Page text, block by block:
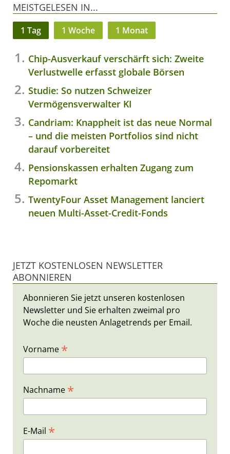
MEISTGELESEN IN...
1 Tag 1 Woche 1 Monat
Chip-Ausverkauf verschärft sich: Zweite
Verlustwelle erfasst globale Börsen
Studie: So nutzen Schweizer
Vermögensverwalter KI
Candriam: Knappheit ist das neue Normal
– und die meisten Portfolios sind nicht
darauf vorbereitet
Pensionskassen erhalten Zugang zum
Repomarkt
TwentyFour Asset Management lanciert
neuen Multi-Asset-Credit-Fonds
JETZT KOSTENLOSEN NEWSLETTER
ABONNIEREN
Abonnieren Sie jetzt unseren kostenlosen
Newsletter und Sie erhalten zweimal pro
Woche die neusten Anlagetrends per Email.
Vorname *
Nachname *
E-Mail *